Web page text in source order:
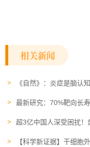
相关新闻
《自然》：炎症是脑认
最新研究：70%靶向长
超3亿中国人深受困扰！
【科学新证据】干细胞